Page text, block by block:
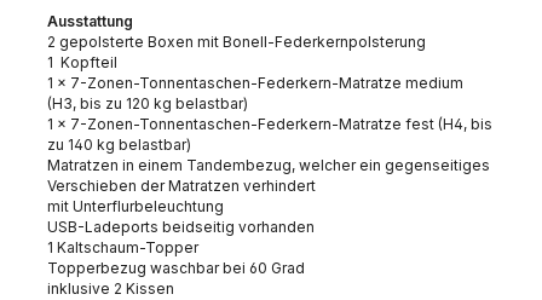
Ausstattung
2 gepolsterte Boxen mit Bonell-Federkernpolsterung
1 Kopfteil
1 x 7-Zonen-Tonnentaschen-Federkern-Matratze medium
(H3, bis zu 120 kg belastbar)
1 x 7-Zonen-Tonnentaschen-Federkern-Matratze fest (H4, bis
zu 140 kg belastbar)
Matratzen in einem Tandembezug, welcher ein gegenseitiges
Verschieben der Matratzen verhindert
mit Unterflurbeleuchtung
USB-Ladeports beidseitig vorhanden
1 Kaltschaum-Topper
Topperbezug waschbar bei 60 Grad
inklusive 2 Kissen